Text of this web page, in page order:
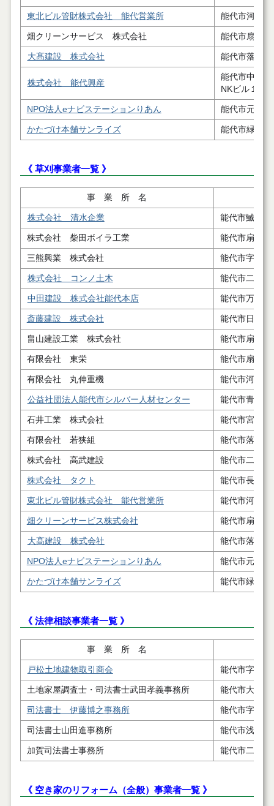
東北ビル管財株式会社 能代営業所 能代市河戸
畑クリーンサービス 株式会社 能代市扇田
大髙建設 株式会社 能代市落合
株式会社 能代興産
能代市中和
NKビル１階
NPO法人eナビステーションりあん 能代市元町８
かたづけ本舗サンライズ 能代市緑町2
《 草刈事業者一覧 》
事 業 所 名
株式会社 清水企業 能代市鰄渕字
株式会社 柴田ボイラ工業 能代市扇田字
三熊興業 株式会社 能代市字後谷
株式会社 コンノ土木 能代市二ツ井
中田建設 株式会社能代本店 能代市万町４
斎藤建設 株式会社 能代市日吉町
畠山建設工業 株式会社 能代市扇田字
有限会社 東栄 能代市扇田字
有限会社 丸伸重機 能代市河戸川
公益社団法人能代市シルバー人材センター 能代市青葉町
石井工業 株式会社 能代市宮ノ前
有限会社 若狭組 能代市落合字
株式会社 高武建設 能代市二ツ
株式会社 タクト 能代市長崎１
東北ビル管財株式会社 能代営業所 能代市河戸川
畑クリーンサービス株式会社 能代市扇田字
大髙建設 株式会社 能代市落合字
NPO法人eナビステーションりあん 能代市元町８
かたづけ本舗サンライズ 能代市緑町2
《 法律相談事業者一覧 》
事 業 所 名
戸松土地建物取引商会 能代市字下野
土地家屋調査士・司法書士武田孝義事務所 能代市大町１
司法書士 伊藤博之事務所 能代市字寿域
司法書士山田進事務所 能代市浅内字
加賀司法書士事務所 能代市二ツ井
《 空き家のリフォーム（全般）事業者一覧 》